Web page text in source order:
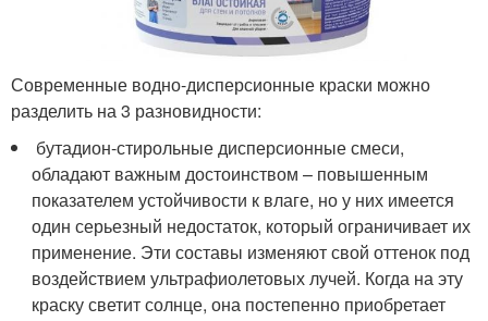
Современные водно-дисперсионные краски можно
разделить на 3 разновидности:
бутадион-стирольные дисперсионные смеси,
обладают важным достоинством – повышенным
показателем устойчивости к влаге, но у них имеется
один серьезный недостаток, который ограничивает их
применение. Эти составы изменяют свой оттенок под
воздействием ультрафиолетовых лучей. Когда на эту
краску светит солнце, она постепенно приобретает